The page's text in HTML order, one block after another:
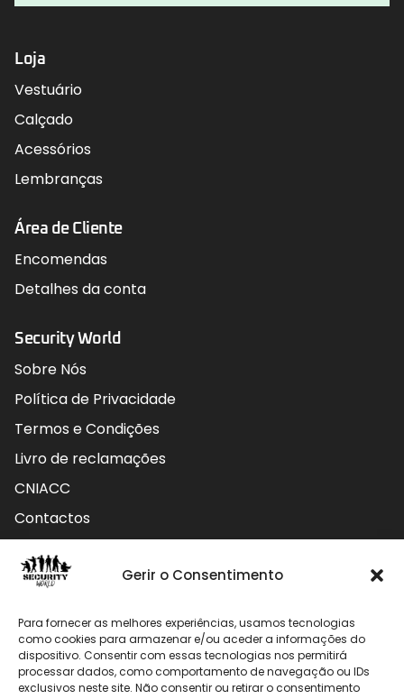
Gerir o Consentimento
Para fornecer as melhores experiências, usamos tecnologias
como cookies para armazenar e/ou aceder a informações do
dispositivo. Consentir com essas tecnologias nos permitirá
processar dados, como comportamento de navegação ou IDs
exclusivos neste site. Não consentir ou retirar o consentimento
Loja
Vestuário
Calçado
Acessórios
Lembranças
Área de Cliente
Encomendas
Detalhes da conta
Security World
Sobre Nós
Política de Privacidade
Termos e Condições
Livro de reclamações
CNIACC
Contactos
Contactos
912 009 740 (Chamada para rede móvel nacional)
geral@securityworld.pt